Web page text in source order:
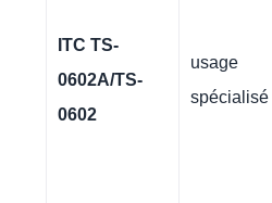
ITC TS-
0602A/TS-
0602
usage
spécialisé